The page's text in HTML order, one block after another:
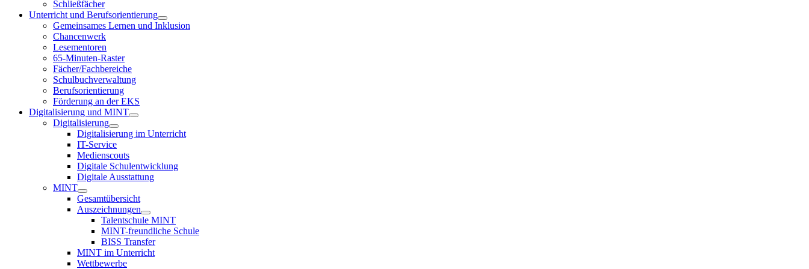
Schließfächer
Unterricht und Berufsorientierung
Gemeinsames Lernen und Inklusion
Chancenwerk
Lesementoren
65-Minuten-Raster
Fächer/Fachbereiche
Schulbuchverwaltung
Berufsorientierung
Förderung an der EKS
Digitalisierung und MINT
Digitalisierung
Digitalisierung im Unterricht
IT-Service
Medienscouts
Digitale Schulentwicklung
Digitale Ausstattung
MINT
Gesamtübersicht
Auszeichnungen
Talentschule MINT
MINT-freundliche Schule
BISS Transfer
MINT im Unterricht
Wettbewerbe